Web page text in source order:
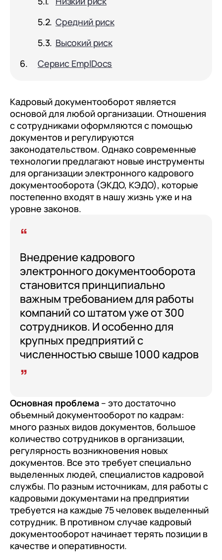
Средний риск
Высокий риск
Сервис EmplDocs
Кадровый документооборот является
основой для любой организации. Отношения
с сотрудниками оформляются с помощью
документов и регулируются
законодательством. Однако современные
технологии предлагают новые инструменты
для организации электронного кадрового
документооборота (ЭКДО, КЭДО), которые
постепенно входят в нашу жизнь уже и на
уровне законов.
Внедрение кадрового
электронного документооборота
становится принципиально
важным требованием для работы
компаний со штатом уже от 300
сотрудников. И особенно для
крупных предприятий с
численностью свыше 1000 кадров
Основная проблема – это достаточно
объемный документооборот по кадрам:
много разных видов документов, большое
количество сотрудников в организации,
регулярность возникновения новых
документов. Все это требует специально
выделенных людей, специалистов кадровой
службы. По разным источникам, для работы с
кадровыми документами на предприятии
требуется на каждые 75 человек выделенный
сотрудник. В противном случае кадровый
документооборот начинает терять позиции в
качестве и оперативности.
1С-Битрикс 24
документооборот (КЭДО)
1С:Кабинет сотрудника
Внутренний документооборот (СЭД)
1С:Документооборот 8
1С:Управление холдингом
WA:Финансист
Отраслевые решения
Легкая логистика
Бизнес-аналитика (BI)
1С:Аналитика
Управление взаимоотношениями с
Лицензии 1С
Сервисы 1С
1С-ЭДО
1С:Контрагент
1С-Отчетность
1С:Фреш
Прочие отрасли
Релокация
Отзывы сотрудников